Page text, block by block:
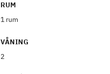
RUM
1 rum
VÅNING
2